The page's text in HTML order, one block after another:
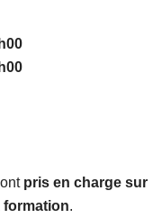
pris en charge sur
formation.